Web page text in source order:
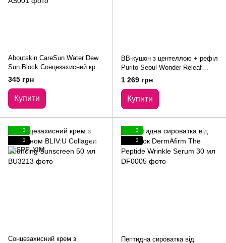
Aboutskin CareSun Water Dew
Sun Block Сонцезахисний крем
зволожуючий SPF50+/PA++++
345 грн
Купити
BB-кушон з центеллою + рефіл
Purito Seoul Wonder Releaf
Centella BB Cushion #23 Natural
Beige 15 г + 15 г
1 269 грн
Купити
3
3
Сонцезахисний крем з
3
3
Пептидна сироватка від